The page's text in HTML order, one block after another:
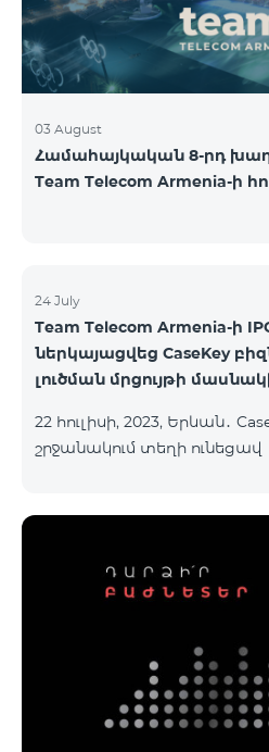
Ежемесячная плата: 2500
РА
03 August
Համահայկական 8-րդ
Team Telecom Armenia-ի
24 July
Team Telecom Armenia-ի
ներկայացվեց CaseKey
լուծման մրցույթի
22 հուլիսի, 2023, Երևան․
շրջանակում տեղի ունեցավ
երիտասարդներ
հրապարակային
մանրամասներին ու
ընկերության
խնդիրը։ Լուծումներ
ունենալու են ընդամենը 72
մաղթելով մրցույթի
Telecom Armenia-ի